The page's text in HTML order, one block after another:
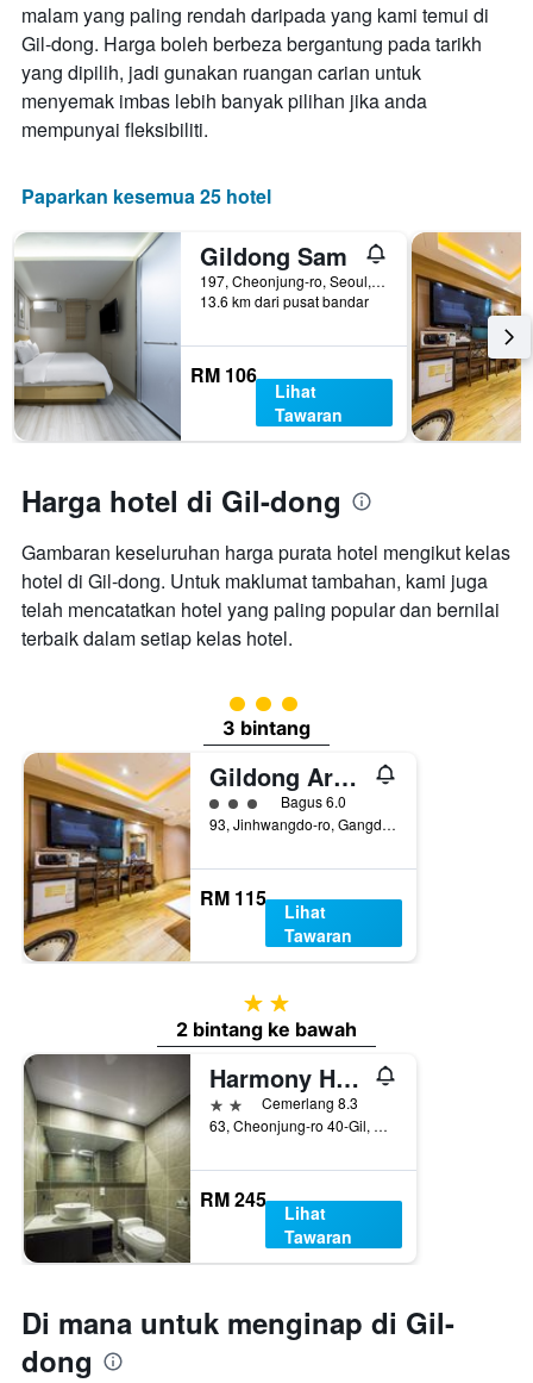
sebelum
penginapan
Carta
mempunyai
1
paksi
memaparkan
purata
bilik
malam yang paling rendah daripada yang kami temui di
Gil-dong. Harga boleh berbeza bergantung pada tarikh
yang dipilih, jadi gunakan ruangan carian untuk
menyemak imbas lebih banyak pilihan jika anda
mempunyai fleksibiliti.
Paparkan kesemua 25 hotel
Gildong Sam
197, Cheonjung-ro, Seoul, Korea Selatan
13.6 km dari pusat bandar
RM 106
Lihat
Tawaran
Harga hotel di Gil-dong
Gambaran keseluruhan harga purata hotel mengikut kelas
hotel di Gil-dong. Untuk maklumat tambahan, kami juga
telah mencatatkan hotel yang paling popular dan bernilai
terbaik dalam setiap kelas hotel.
penarafan kelas 3
3 bintang
Gildong Argo Hotel
penarafan kelas 3
Bagus 6.0
93, Jinhwangdo-ro, Gangdong-gu, Seoul, Korea Selatan
RM 115
Lihat
Tawaran
2 bintang
2 bintang ke bawah
Harmony Hotel
2 bintangCemerlang 8.3
63, Cheonjung-ro 40-Gil, Gangdong-gu, Seoul, Korea Selatan
RM 245
Lihat
Tawaran
Di mana untuk menginap di Gil-
dong